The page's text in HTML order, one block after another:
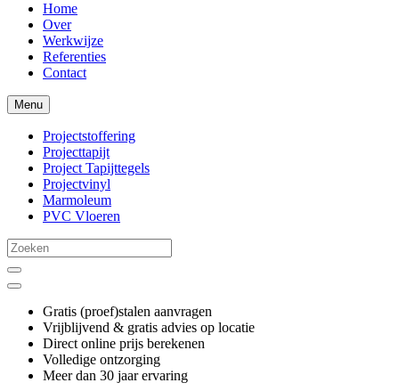
Home
Over
Werkwijze
Referenties
Contact
Menu
Projectstoffering
Projecttapijt
Project Tapijttegels
Projectvinyl
Marmoleum
PVC Vloeren
Gratis (proef)stalen aanvragen
Vrijblijvend & gratis advies op locatie
Direct online prijs berekenen
Volledige ontzorging
Meer dan 30 jaar ervaring